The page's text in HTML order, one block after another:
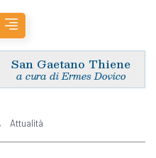
San Gaetano Thiene
a cura di Ermes Dovico
Attualità